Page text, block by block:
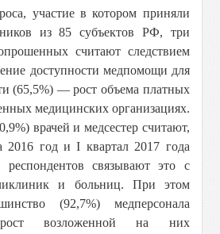
участие в котором приняли
из 85 субъектов РФ, три
считают следствием
доступности медпомощи для
(65,5%) — рост объема платных
медицинских организациях.
врачей и медсестер считают,
2016 год и I квартал 2017 года
респондентов связывают это с
и больниц. При этом
(92,7%) медперсонала
возложенной на них